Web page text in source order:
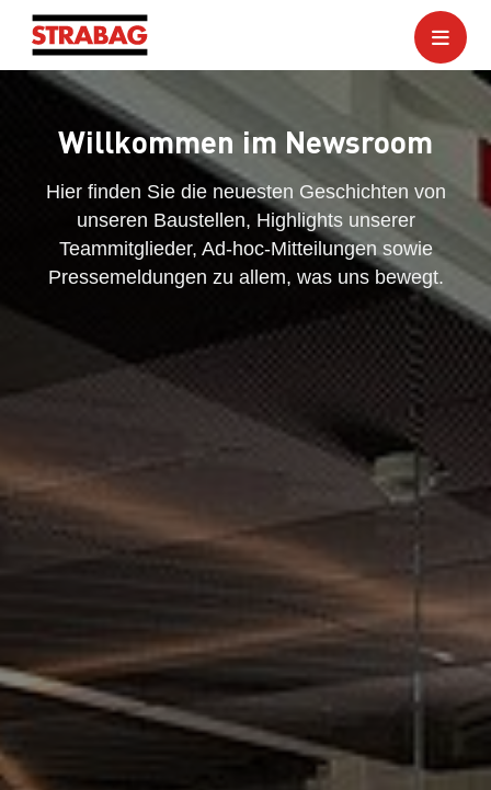
Willkommen im Newsroom
Hier finden Sie die neuesten Geschichten von
unseren Baustellen, Highlights unserer
Teammitglieder, Ad-hoc-Mitteilungen sowie
Pressemeldungen zu allem, was uns bewegt.